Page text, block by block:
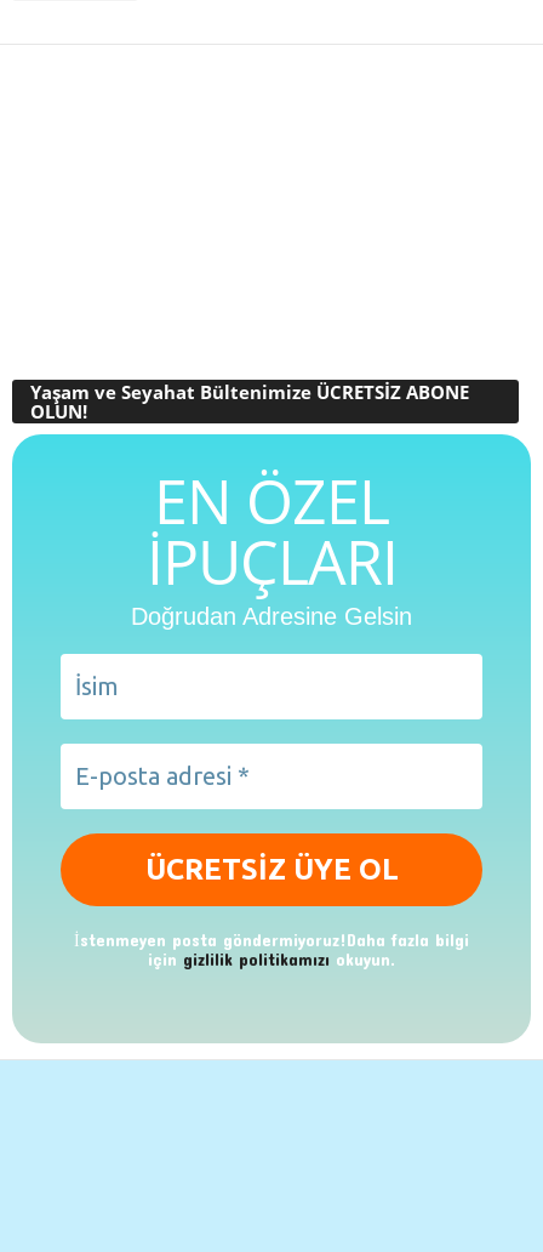
Yaşam ve Seyahat Bültenimize ÜCRETSİZ ABONE
OLUN!
EN ÖZEL
İPUÇLARI
Doğrudan Adresine Gelsin
İstenmeyen posta göndermiyoruz!Daha fazla bilgi
için gizlilik politikamızı okuyun.